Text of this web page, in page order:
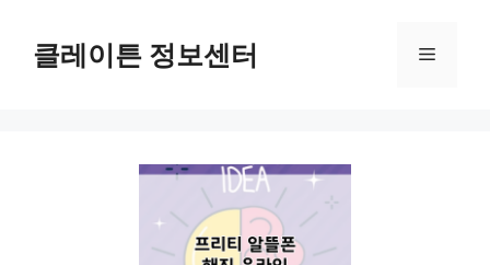
클레이튼 정보센터 메